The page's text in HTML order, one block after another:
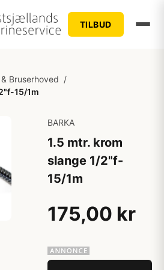
TILBUD
Bruserhoved /
15/1m
BARKA
1.5 mtr. krom
slange 1/2"f-
15/1m
175,00 kr